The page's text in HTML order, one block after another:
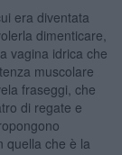
era diventata
dimenticare,
vagina idrica che
muscolare
fraseggi, che
di regate e
quella che è la